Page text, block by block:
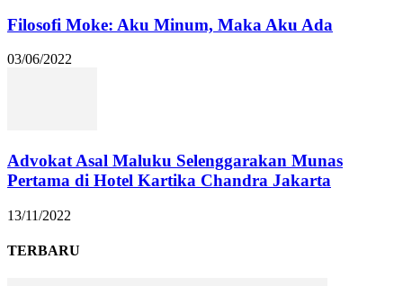
Filosofi Moke: Aku Minum, Maka Aku Ada
03/06/2022
Advokat Asal Maluku Selenggarakan Munas
Pertama di Hotel Kartika Chandra Jakarta
13/11/2022
TERBARU